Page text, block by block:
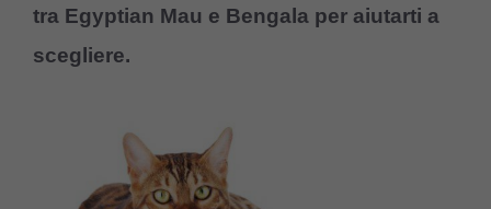
tra Egyptian Mau e Bengala per aiutarti a
scegliere.